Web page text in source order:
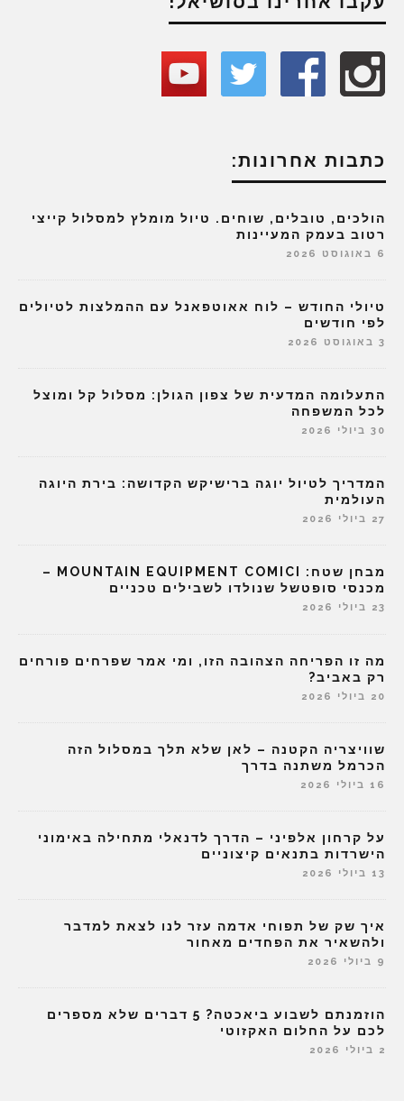
כתבות אחרונות:
הולכים, טובלים, שוחים. טיול מומלץ למסלול קייצי
רטוב בעמק המעיינות
6 באוגוסט 2026
טיולי החודש – לוח אאוטפאנל עם ההמלצות לטיולים
לפי חודשים
3 באוגוסט 2026
התעלומה המדעית של צפון הגולן: מסלול קל ומוצל
לכל המשפחה
30 ביולי 2026
המדריך לטיול יוגה ברישיקש הקדושה: בירת היוגה
העולמית
27 ביולי 2026
מבחן שטח: MOUNTAIN EQUIPMENT COMICI –
מכנסי סופטשל שנולדו לשבילים טכניים
23 ביולי 2026
מה זו הפריחה הצהובה הזו, ומי אמר שפרחים פורחים
רק באביב?
20 ביולי 2026
שוויצריה הקטנה – לאן שלא תלך במסלול הזה
הכרמל משתנה בדרך
16 ביולי 2026
על קרחון אלפיני – הדרך לדנאלי מתחילה באימוני
הישרדות בתנאים קיצוניים
13 ביולי 2026
איך שק של תפוחי אדמה עזר לנו לצאת למדבר
ולהשאיר את הפחדים מאחור
9 ביולי 2026
הוזמנתם לשבוע ביאכטה? 5 דברים שלא מספרים
לכם על החלום האקזוטי
2 ביולי 2026